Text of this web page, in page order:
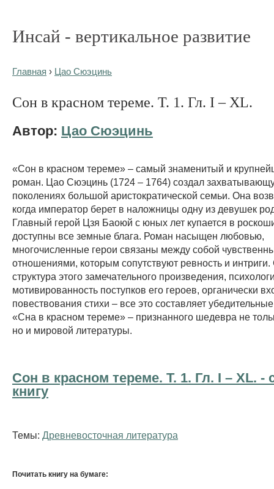
Инсай - вертикальное развитие
Главная › Цао Сюэцинь
Сон в красном тереме. Т. 1. Гл. I – XL.
Автор: Цао Сюэцинь
«Сон в красном тереме» – самый знаменитый и
роман. Цао Сюэцинь (1724 – 1764) создал
поколениях большой аристократической семьи. Она
когда император берет в наложницы одну из девушек
Главный герой Цзя Баоюй с юных лет купается в
доступны все земные блага. Роман насыщен любовью,
многочисленные герои связаны между собой
отношениями, которым сопутствуют ревность и
структура этого замечательного произведения,
мотивированность поступков его героев, органически
повествования стихи – все это составляет
«Сна в красном тереме» – признанного шедевра не
но и мировой литературы.
Сон в красном тереме. Т. 1. Гл. I – XL. -
книгу
Темы: Древневосточная литература
Почитать книгу на бумаге: